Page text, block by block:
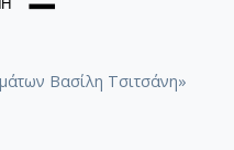
Βασίλη Τσιτσάνη»